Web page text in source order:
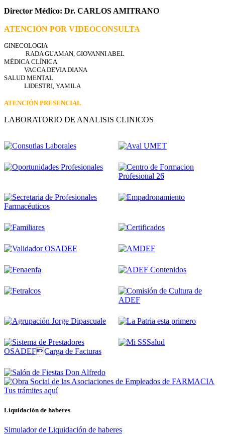
Director Médico: Dr. CARLOS AMITRANO
ATENCIÓN POR VIDEOCONSULTA
GINECOLOGIA
RADA GUAMAN, GIOVANNI ABEL
MÉDICA CLÍNICA
VACCA DEVIA DIANA
SALUD MENTAL
LIDESTRI, YAMILA
ATENCIÓN PRESENCIAL
LABORATORIO DE ANALISIS CLINICOS
Tus trámites aquí
Liquidación de haberes
Simulador de Liquidación de haberes